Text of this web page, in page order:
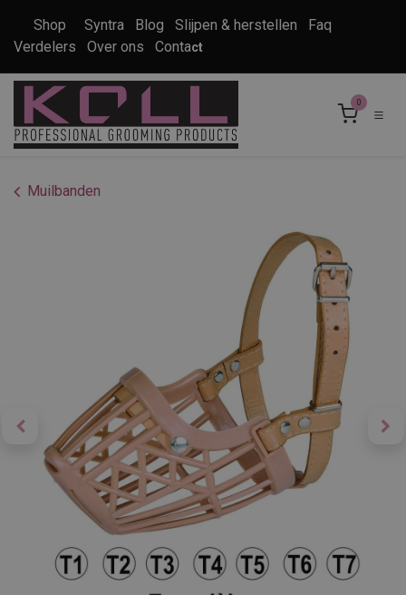
Shop Syntra Blog Slijpen & herstellen
Faq
Verdelers
Over ons Contact
0
Muilbanden